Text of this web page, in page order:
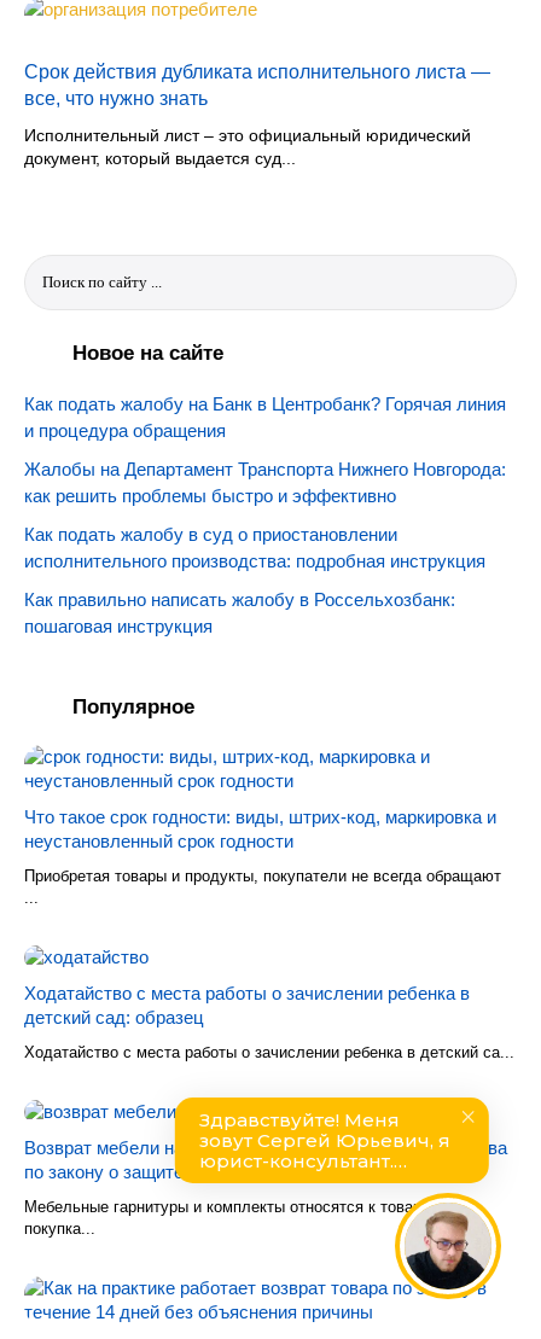
Срок действия дубликата исполнительного листа —
все, что нужно знать
Исполнительный лист – это официальный юридический
документ, который выдается суд...
Новое на сайте
Как подать жалобу на Банк в Центробанк? Горячая линия
и процедура обращения
Жалобы на Департамент Транспорта Нижнего Новгорода:
как решить проблемы быстро и эффективно
Как подать жалобу в суд о приостановлении
исполнительного производства: подробная инструкция
Как правильно написать жалобу в Россельхозбанк:
пошаговая инструкция
Популярное
Что такое срок годности: виды, штрих-код, маркировка и
неустановленный срок годности
Приобретая товары и продукты, покупатели не всегда обращают
...
Ходатайство с места работы о зачислении ребенка в
детский сад: образец
Ходатайство с места работы о зачислении ребенка в детский са...
Возврат мебели надлежащего и ненадлежащего качества
по закону о защите прав потребителя
Мебельные гарнитуры и комплекты относятся к товарам,
покупка...